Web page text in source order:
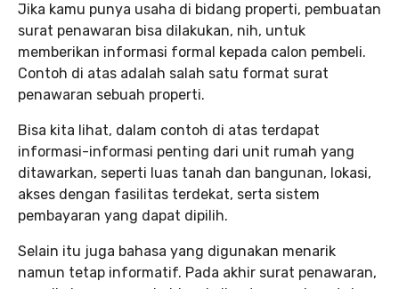
Jika kamu punya usaha di bidang properti, pembuatan
surat penawaran bisa dilakukan, nih, untuk
memberikan informasi formal kepada calon pembeli.
Contoh di atas adalah salah satu format surat
penawaran sebuah properti.
Bisa kita lihat, dalam contoh di atas terdapat
informasi-informasi penting dari unit rumah yang
ditawarkan, seperti luas tanah dan bangunan, lokasi,
akses dengan fasilitas terdekat, serta sistem
pembayaran yang dapat dipilih.
Selain itu juga bahasa yang digunakan menarik
namun tetap informatif. Pada akhir surat penawaran,